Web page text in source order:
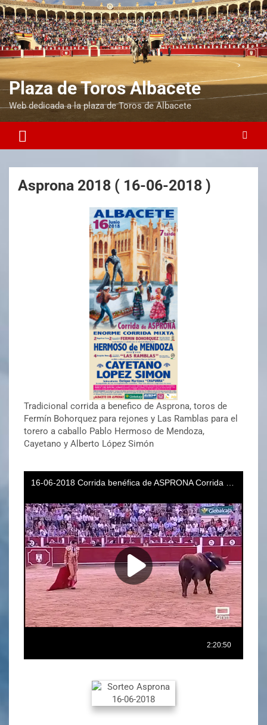
Plaza de Toros Albacete
Web dedicada a la plaza de Toros de Albacete
Asprona 2018 ( 16-06-2018 )
Tradicional corrida a benefico de Asprona, toros de
Fermín Bohorquez para rejones y Las Ramblas para el
torero a caballo Pablo Hermoso de Mendoza,
Cayetano y Alberto López Simón